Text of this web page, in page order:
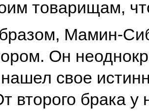
товарищам,
Мамин-
Он
свое
второго брака у